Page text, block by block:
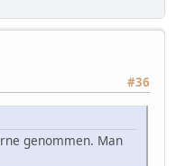
#36
genommen. Man